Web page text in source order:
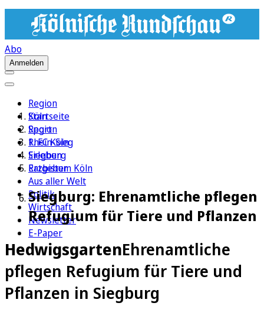
Abo
Anmelden
Region
Köln
Sport
1. FC Köln
Erleben
Ratgeber
Aus aller Welt
Politik
Wirtschaft
Newsletter
E-Paper
Startseite
Region
Rhein-Sieg
Siegburg
Erzbistum Köln
Siegburg: Ehrenamtliche pflegen
Refugium für Tiere und Pflanzen
HedwigsgartenEhrenamtliche
pflegen Refugium für Tiere und
Pflanzen in Siegburg